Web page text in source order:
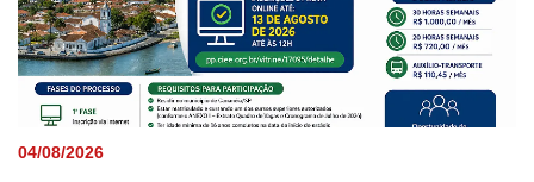
04/08/2026